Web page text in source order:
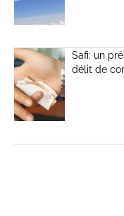
Safi: un
délit de